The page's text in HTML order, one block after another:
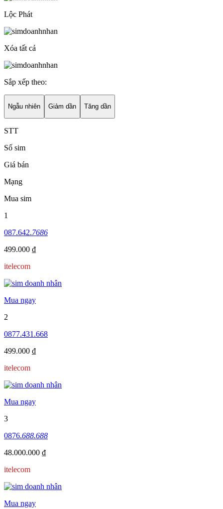
Lộc Phát
Xóa tất cả
Sắp xếp theo:
Ngẫu nhiên Giảm dần Tăng dần
STT
Số sim
Giá bán
Mạng
Mua sim
1
087.642.7686
499.000 ₫
itelecom
Mua ngay
2
0877.431.668
499.000 ₫
itelecom
Mua ngay
3
0876.688.688
48.000.000 ₫
itelecom
Mua ngay